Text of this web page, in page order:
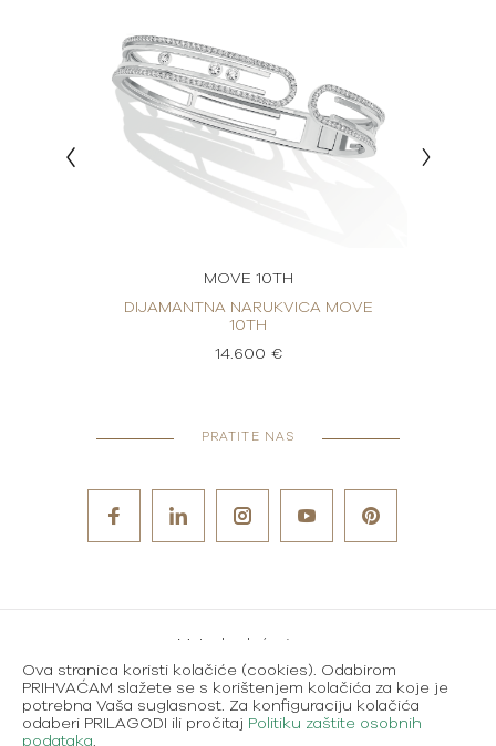
MOVE 10TH
DIJAMANTNA NARUKVICA MOVE
10TH
14.600 €
PRATITE NAS
Karijere
Uvjeti korištenja
Ova stranica koristi kolačiće (cookies). Odabirom
PRIHVAĆAM slažete se s korištenjem kolačića za koje je
potrebna Vaša suglasnost. Za konfiguraciju kolačića
odaberi PRILAGODI ili pročitaj Politiku zaštite osobnih
podataka.